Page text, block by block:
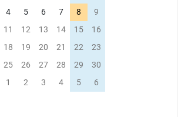
4 5 6 7 8
9
11 12 13 14 15
16
18 19 20 21 22
23
25 26 27 28 29
30
1 2 3 4 5 6